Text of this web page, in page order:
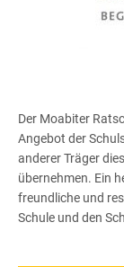
Der Moabiter
Angebot der
anderer Träger
übernehmen. Ein
freundliche und
Schule und den